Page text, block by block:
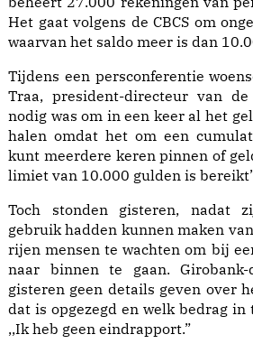
Het gaat volgens de CBCS om
waarvan het saldo meer is dan
Tijdens een persconferentie
Traa, president-directeur van
nodig was om in een keer al het
halen omdat het om een
kunt meerdere keren pinnen of
limiet van 10.000 gulden is
Toch stonden gisteren, nadat
gebruik hadden kunnen maken
rijen mensen te wachten om bij
naar binnen te gaan.
gisteren geen details geven over
dat is opgezegd en welk bedrag in
,,Ik heb geen eindrapport.”